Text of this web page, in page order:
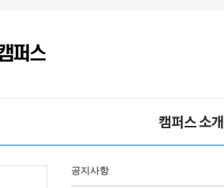
캠퍼스 소개
공지사항